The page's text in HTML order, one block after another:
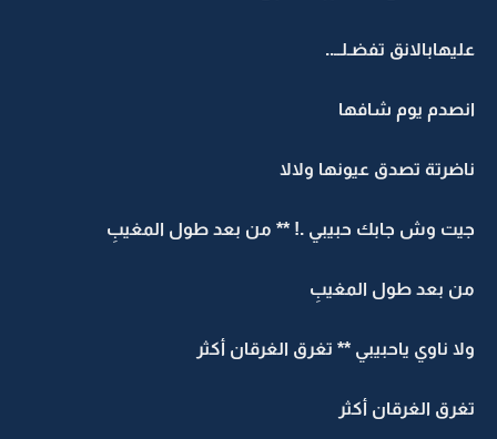
عليهابالانق تفضـلــ..
انصدم يوم شافها
ناضرتة تصدق عيونها ولالا
جيت وش جابك حبيبي .! ** من بعد طول المغيبِ
من بعد طول المغيبِ
ولا ناوي ياحبيبي ** تغرق الغرقان أكثر
تغرق الغرقان أكثر